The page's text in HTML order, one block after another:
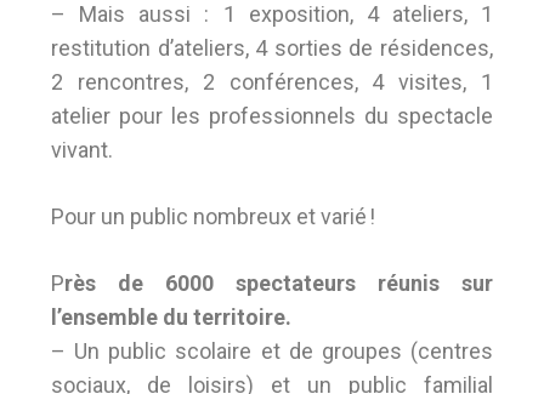
– Mais aussi : 1 exposition, 4 ateliers, 1
restitution d’ateliers, 4 sorties de résidences,
2 rencontres, 2 conférences, 4 visites, 1
atelier pour les professionnels du spectacle
vivant.
Pour un public nombreux et varié !
Près de 6000 spectateurs réunis sur
l’ensemble du territoire.
– Un public scolaire et de groupes (centres
sociaux, de loisirs) et un public familial